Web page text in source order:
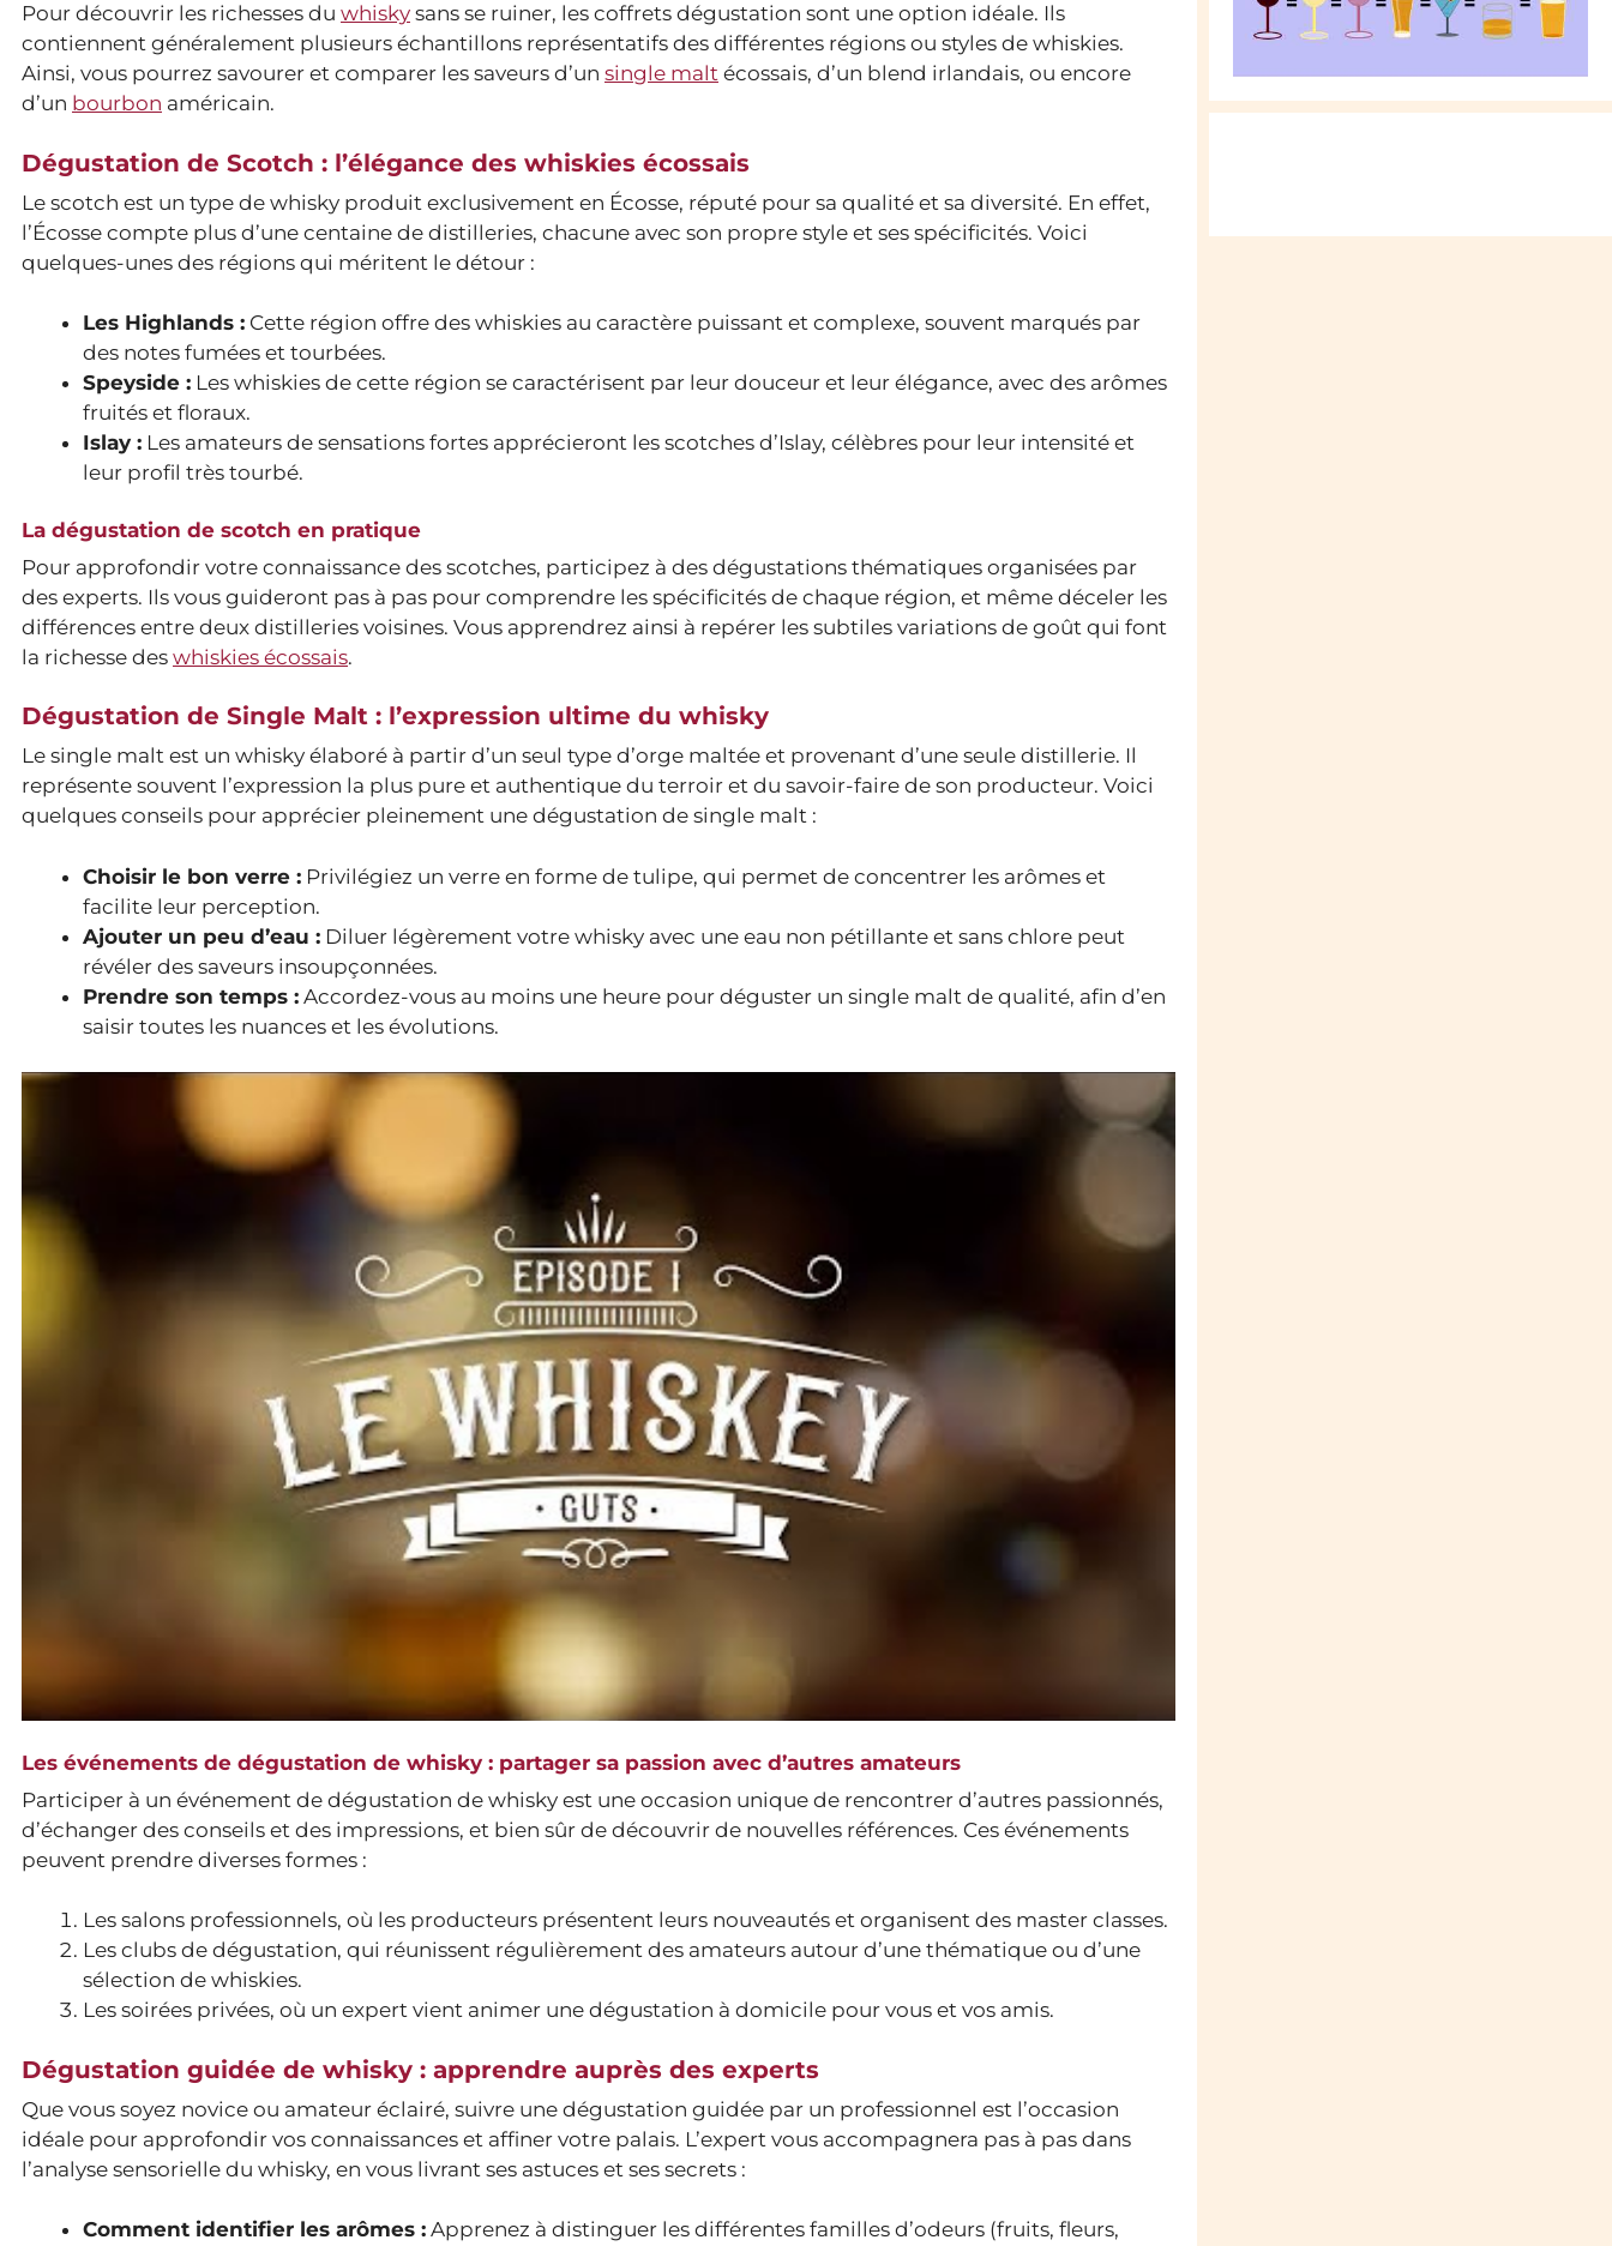
Pour découvrir les richesses du whisky sans se ruiner, les coffrets dégustation sont une option idéale. Ils
contiennent généralement plusieurs échantillons représentatifs des différentes régions ou styles de whiskies.
Ainsi, vous pourrez savourer et comparer les saveurs d’un single malt écossais, d’un blend irlandais, ou encore
d’un bourbon américain.
Dégustation de Scotch : l’élégance des whiskies écossais
Le scotch est un type de whisky produit exclusivement en Écosse, réputé pour sa qualité et sa diversité. En effet,
l’Écosse compte plus d’une centaine de distilleries, chacune avec son propre style et ses spécificités. Voici
quelques-unes des régions qui méritent le détour :
Les Highlands : Cette région offre des whiskies au caractère puissant et complexe, souvent marqués par
des notes fumées et tourbées.
Speyside : Les whiskies de cette région se caractérisent par leur douceur et leur élégance, avec des arômes
fruités et floraux.
Islay : Les amateurs de sensations fortes apprécieront les scotches d’Islay, célèbres pour leur intensité et
leur profil très tourbé.
La dégustation de scotch en pratique
Pour approfondir votre connaissance des scotches, participez à des dégustations thématiques organisées par
des experts. Ils vous guideront pas à pas pour comprendre les spécificités de chaque région, et même déceler les
différences entre deux distilleries voisines. Vous apprendrez ainsi à repérer les subtiles variations de goût qui font
la richesse des whiskies écossais.
Dégustation de Single Malt : l’expression ultime du whisky
Le single malt est un whisky élaboré à partir d’un seul type d’orge maltée et provenant d’une seule distillerie. Il
représente souvent l’expression la plus pure et authentique du terroir et du savoir-faire de son producteur. Voici
quelques conseils pour apprécier pleinement une dégustation de single malt :
Choisir le bon verre : Privilégiez un verre en forme de tulipe, qui permet de concentrer les arômes et
facilite leur perception.
Ajouter un peu d’eau : Diluer légèrement votre whisky avec une eau non pétillante et sans chlore peut
révéler des saveurs insoupçonnées.
Prendre son temps : Accordez-vous au moins une heure pour déguster un single malt de qualité, afin d’en
saisir toutes les nuances et les évolutions.
Les événements de dégustation de whisky : partager sa passion avec d’autres amateurs
Participer à un événement de dégustation de whisky est une occasion unique de rencontrer d’autres passionnés,
d’échanger des conseils et des impressions, et bien sûr de découvrir de nouvelles références. Ces événements
peuvent prendre diverses formes :
Les salons professionnels, où les producteurs présentent leurs nouveautés et organisent des master classes.
Les clubs de dégustation, qui réunissent régulièrement des amateurs autour d’une thématique ou d’une
sélection de whiskies.
Les soirées privées, où un expert vient animer une dégustation à domicile pour vous et vos amis.
Dégustation guidée de whisky : apprendre auprès des experts
Que vous soyez novice ou amateur éclairé, suivre une dégustation guidée par un professionnel est l’occasion
idéale pour approfondir vos connaissances et affiner votre palais. L’expert vous accompagnera pas à pas dans
l’analyse sensorielle du whisky, en vous livrant ses astuces et ses secrets :
Comment identifier les arômes : Apprenez à distinguer les différentes familles d’odeurs (fruits, fleurs,